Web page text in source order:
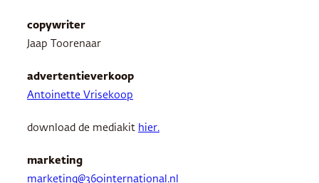
copywriter
Jaap Toorenaar
advertentieverkoop
Antoinette Vrisekoop
download de mediakit hier.
marketing
marketing@360international.nl